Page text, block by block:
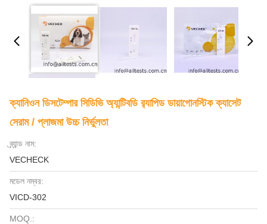
ক্যানিওন ডিসটেম্পার সিডিভি অ্যান্টিবডি র‌্যাপিড ডায়াগোনস্টিক ক্যাসেট
সেরাম / প্লাজমা উচ্চ নির্ভুলতা
ব্র্যান্ড নাম:
VECHECK
মডেল নম্বর:
VICD-302
MOQ.: